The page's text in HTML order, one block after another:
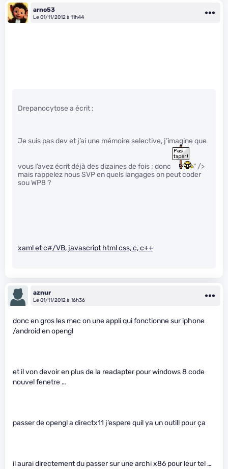
arno53
Le 01/11/2012 à 11h44
Drepanocytose a écrit :
Je suis pas dev et j’ai une mémoire selective, j’imagine que
vous l’avez écrit déjà des dizaines de fois ; donc
" />
mais rappelez nous SVP en quels langages on peut coder
sou WP8 ?
xaml et c#/VB, javascript html css, c, c++
aznur
Le 01/11/2012 à 16h36
donc en gros les mec on une appli qui fonctionne sur iphone
/android en opengl
et il von devoir en plus de la readapter pour windows 8 code
nouvel fenetre …
passer de opengl a directx11 j’espere quil ya un outill pour ça
il aurai directement du passer sur une archi x86 pour leur tel …